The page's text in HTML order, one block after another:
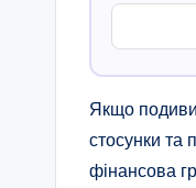
Якщо
стосунки та
фінансова